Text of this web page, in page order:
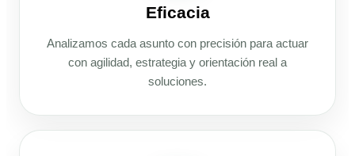
Eficacia
Analizamos cada asunto con precisión para actuar
con agilidad, estrategia y orientación real a
soluciones.